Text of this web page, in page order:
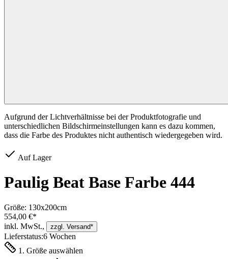
Aufgrund der Lichtverhältnisse bei der Produktfotografie und
unterschiedlichen Bildschirmeinstellungen kann es dazu kommen,
dass die Farbe des Produktes nicht authentisch wiedergegeben wird.
Auf Lager
Paulig Beat Base Farbe 444
Größe: 130x200cm
554,00 €*
inkl. MwSt.,
zzgl. Versand*
Lieferstatus:6 Wochen
1. Größe auswählen